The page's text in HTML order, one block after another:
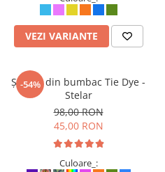
Salopete
Rochii
Rucsacuri Mari cu Print
Rucsacuri Mari
Rucsacuri Mici
ACCESORII
Genți și Borsete
Borsete și Genți
Căciuli
VEZI VARIANTE
-54%
Șalvari din bumbac Tie Dye -
Stelar
98,00 RON
45,00 RON
Culoare_: